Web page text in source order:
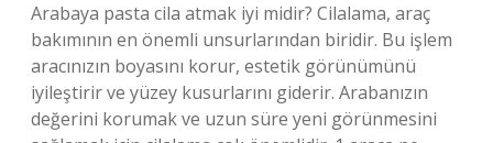
Arabaya pasta cila atmak iyi midir? Cilalama, araç
bakımının en önemli unsurlarından biridir. Bu işlem
aracınızın boyasını korur, estetik görünümünü
iyileştirir ve yüzey kusurlarını giderir. Arabanızın
değerini korumak ve uzun süre yeni görünmesini